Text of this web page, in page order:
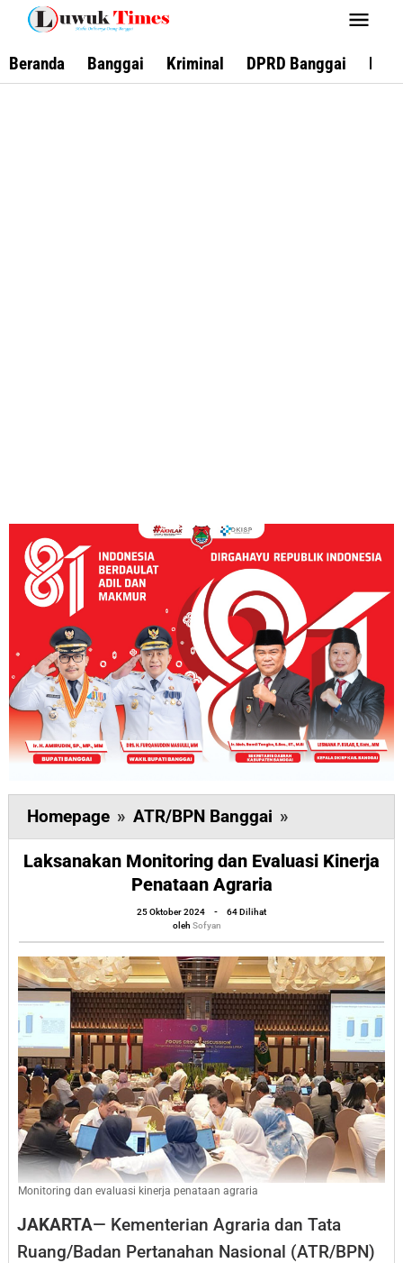
Lewati
konten
Beranda Banggai Kriminal DPRD Banggai
Homepage » ATR/BPN Banggai »
Monitoring
dan
Penataan
Agraria
Laksanakan Monitoring dan Evaluasi Kinerja
Penataan Agraria
25 Oktober 2024
oleh
Sofyan
-
64 Dilihat
oleh Sofyan
Monitoring dan evaluasi kinerja penataan agraria
JAKARTA— Kementerian Agraria dan Tata
Ruang/Badan Pertanahan Nasional (ATR/BPN)